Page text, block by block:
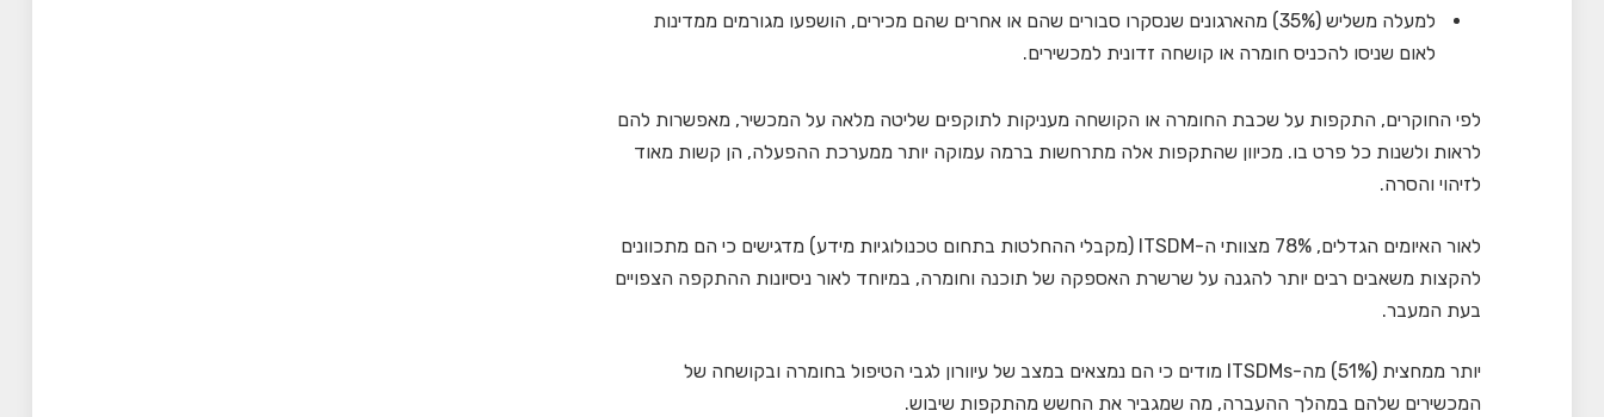
למעלה משליש (35%) מהארגונים שנסקרו סבורים שהם או אחרים שהם מכירים, הושפעו מגורמים ממדינות
לאום שניסו להכניס חומרה או קושחה זדונית למכשירים.
לפי החוקרים, התקפות על שכבת החומרה או הקושחה מעניקות לתוקפים שליטה מלאה על המכשיר, מאפשרות להם
לראות ולשנות כל פרט בו. מכיוון שהתקפות אלה מתרחשות ברמה עמוקה יותר ממערכת ההפעלה, הן קשות מאוד
לזיהוי והסרה.
לאור האיומים הגדלים, 78% מצוותי ה-ITSDM (מקבלי ההחלטות בתחום טכנולוגיות מידע) מדגישים כי הם מתכוונים
להקצות משאבים רבים יותר להגנה על שרשרת האספקה של תוכנה וחומרה, במיוחד לאור ניסיונות ההתקפה הצפויים
בעת המעבר.
יותר ממחצית (51%) מה-ITSDMs מודים כי הם נמצאים במצב של עיוורון לגבי הטיפול בחומרה ובקושחה של
המכשירים שלהם במהלך ההעברה, מה שמגביר את החשש מהתקפות שיבוש.